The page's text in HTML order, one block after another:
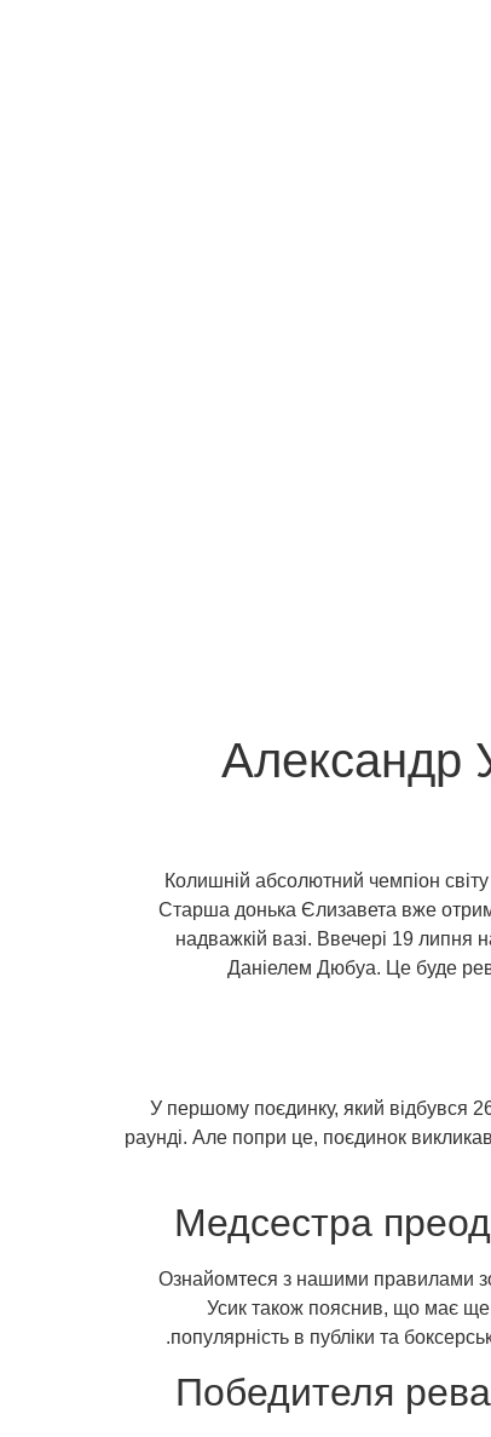
Александр
Колишній абсолютний чемпіон
Старша донька Єлизавета вже
надважкій вазі. Ввечері 19 липня
Даніелем Дюбуа. Це буде
У першому поєдинку, який відбувся
раунді. Але попри це, поєдинок
Медсестра
Ознайомтеся з нашими правилами
Усик також пояснив, що має ще
популярність в публіки та
Победителя